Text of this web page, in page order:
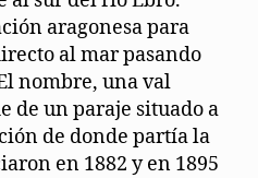
aragonesa para
al mar pasando
nombre, una val
de un paraje situado a
de donde partía la
en 1882 y en 1895